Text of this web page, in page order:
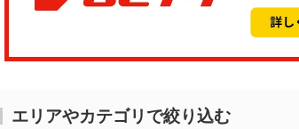
エリアやカテゴリで絞り込む